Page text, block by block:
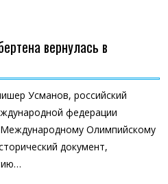
вернулась в
Усманов, российский
федерации
Олимпийскому
документ,